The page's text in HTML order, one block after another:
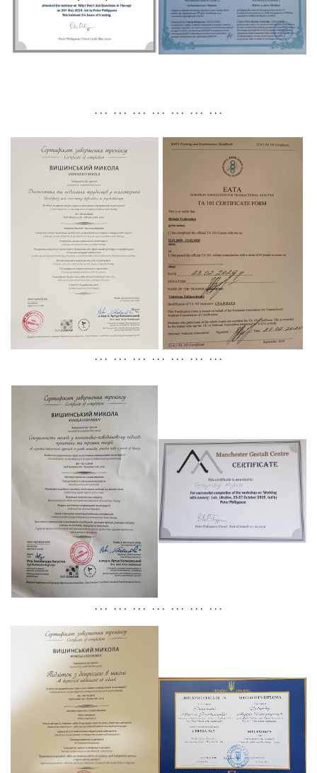
. . . . . . . . . . . . . . . . . . . . .
. . . . . . . . . . . . . . . . . . . . .
. . . . . . . . . . . . . . . . . . . . .